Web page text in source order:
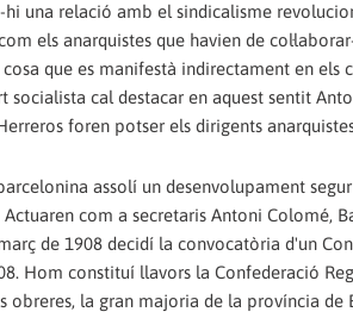
hi una relació amb el sindicalisme
els anarquistes que havien de
que es manifestà indirectament en
socialista cal destacar en aquest sentit
foren potser els dirigents
assolí un desenvolupament
com a secretaris Antoni Colomé,
de 1908 decidí la convocatòria d'un
Hom constituí llavors la Confederació
obreres, la gran majoria de la província de